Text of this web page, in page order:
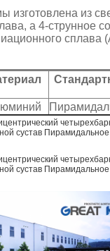
изготовлена из
а 4-струнное
сплава